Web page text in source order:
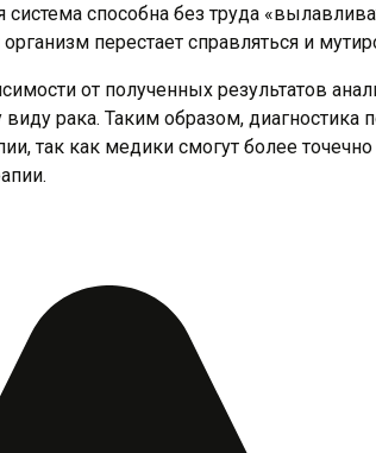
способна без труда
перестает справляться и
от полученных результатов
рака. Таким образом, диагностика
так как медики смогут более